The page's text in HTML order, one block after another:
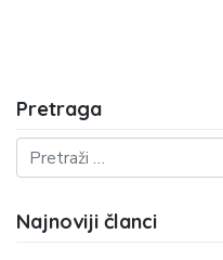
Pretraga
Najnoviji članci